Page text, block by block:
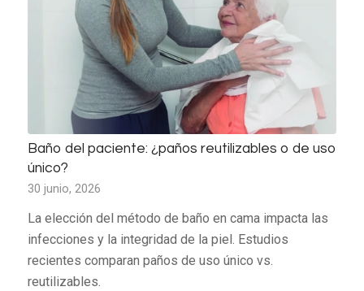
Baño del paciente: ¿paños reutilizables o de uso
único?
30 junio, 2026
La elección del método de baño en cama impacta las
infecciones y la integridad de la piel. Estudios
recientes comparan paños de uso único vs.
reutilizables.